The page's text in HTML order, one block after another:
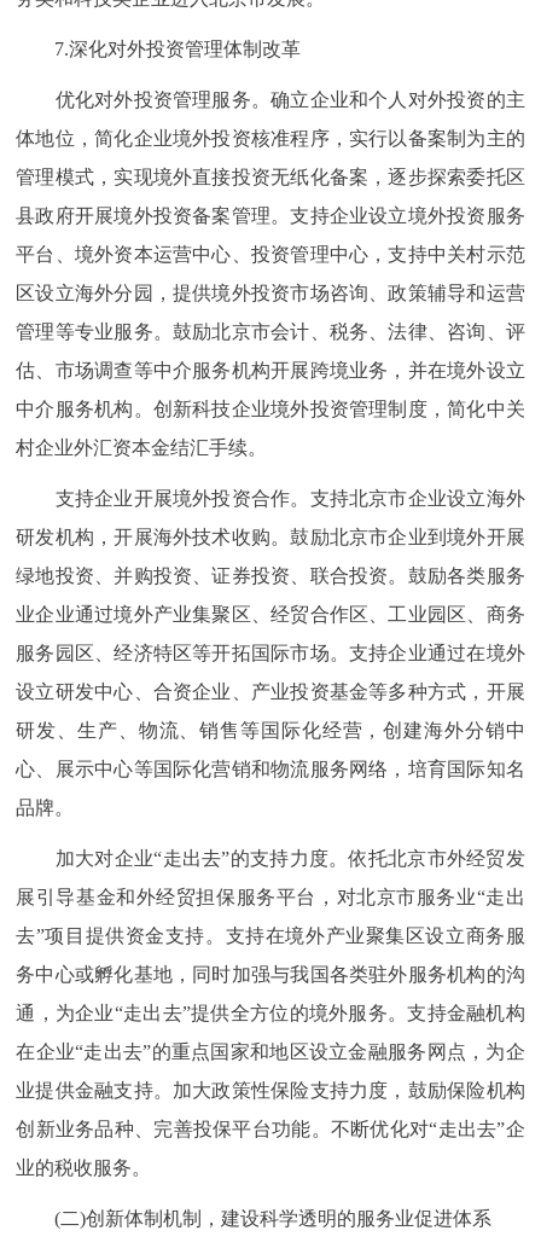
7.深化对外投资管理体制改革
优化对外投资管理服务。确立企业和个人对外投资的主
体地位，简化企业境外投资核准程序，实行以备案制为主的
管理模式，实现境外直接投资无纸化备案，逐步探索委托区
县政府开展境外投资备案管理。支持企业设立境外投资服务
平台、境外资本运营中心、投资管理中心，支持中关村示范
区设立海外分园，提供境外投资市场咨询、政策辅导和运营
管理等专业服务。鼓励北京市会计、税务、法律、咨询、评
估、市场调查等中介服务机构开展跨境业务，并在境外设立
中介服务机构。创新科技企业境外投资管理制度，简化中关
村企业外汇资本金结汇手续。
支持企业开展境外投资合作。支持北京市企业设立海外
研发机构，开展海外技术收购。鼓励北京市企业到境外开展
绿地投资、并购投资、证券投资、联合投资。鼓励各类服务
业企业通过境外产业集聚区、经贸合作区、工业园区、商务
服务园区、经济特区等开拓国际市场。支持企业通过在境外
设立研发中心、合资企业、产业投资基金等多种方式，开展
研发、生产、物流、销售等国际化经营，创建海外分销中
心、展示中心等国际化营销和物流服务网络，培育国际知名
品牌。
加大对企业“走出去”的支持力度。依托北京市外经贸发
展引导基金和外经贸担保服务平台，对北京市服务业“走出
去”项目提供资金支持。支持在境外产业聚集区设立商务服
务中心或孵化基地，同时加强与我国各类驻外服务机构的沟
通，为企业“走出去”提供全方位的境外服务。支持金融机构
在企业“走出去”的重点国家和地区设立金融服务网点，为企
业提供金融支持。加大政策性保险支持力度，鼓励保险机构
创新业务品种、完善投保平台功能。不断优化对“走出去”企
业的税收服务。
(二)创新体制机制，建设科学透明的服务业促进体系